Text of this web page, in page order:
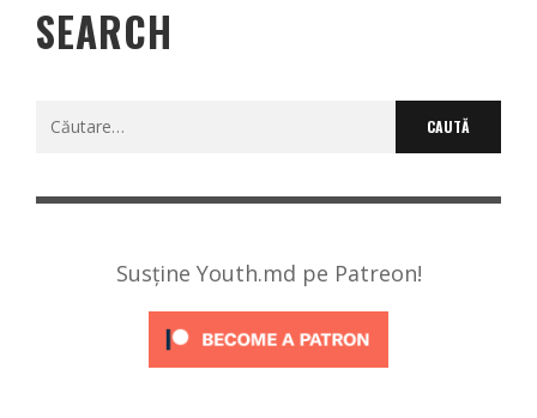
SEARCH
Susține Youth.md pe Patreon!